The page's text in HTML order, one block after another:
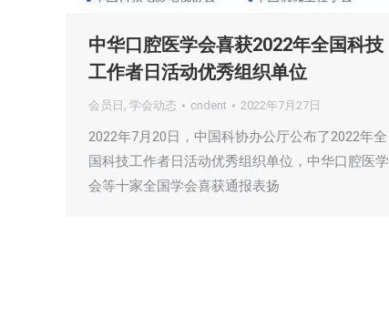
中华口腔医学会喜获2022年全国科技
工作者日活动优秀组织单位
会员日 , 学会动态 cndent 2022年7月27日
2022年7月20日，中国科协办公厅公布了2022年全
国科技工作者日活动优秀组织单位，中华口腔医学
会等十家全国学会喜获通报表扬